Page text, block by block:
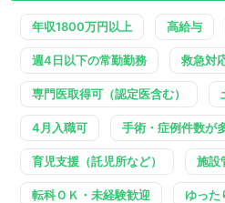
年収1800万円以上 高給与
週4日以下の常勤勤務 救急対
専門医取得可（認定医含む）
4月入職可 手術・症例件数が
育児支援（託児所など） 施設
転科ＯＫ・未経験歓迎 ゆった